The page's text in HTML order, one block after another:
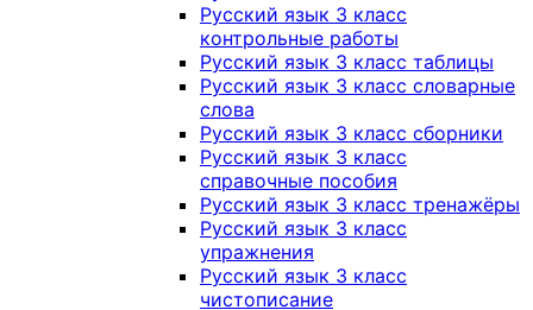
Русский язык 3 класс
контрольные работы
Русский язык 3 класс таблицы
Русский язык 3 класс словарные
слова
Русский язык 3 класс сборники
Русский язык 3 класс
справочные пособия
Русский язык 3 класс тренажёры
Русский язык 3 класс
упражнения
Русский язык 3 класс
чистописание